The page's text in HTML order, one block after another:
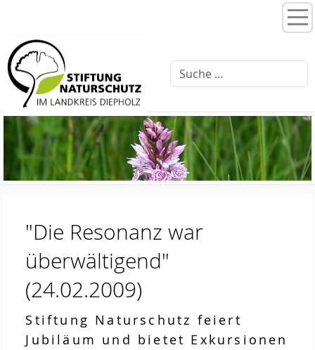
Home
Stiftungsprogramme
Moorentwicklung 3.0
Schlattprogramm
Fließgewässerrenaturierung
Ellernbäke
Brammer Bach
Feuchtwiesenpflege
Artenschutz
Stemweder Berg
"Die Resonanz war
überwältigend"
(24.02.2009)
Stiftung Naturschutz feiert
Jubiläum und bietet Exkursionen